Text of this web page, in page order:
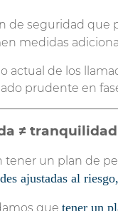
de seguridad que
medidas
actual de los
prudente en
≠
tener un plan de
ajustadas al
que tener un